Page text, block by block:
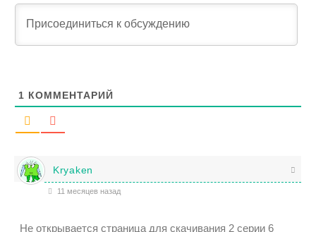
1 КОММЕНТАРИЙ
Kryaken
11 месяцев назад
Не открывается страница для скачивания 2 серии 6